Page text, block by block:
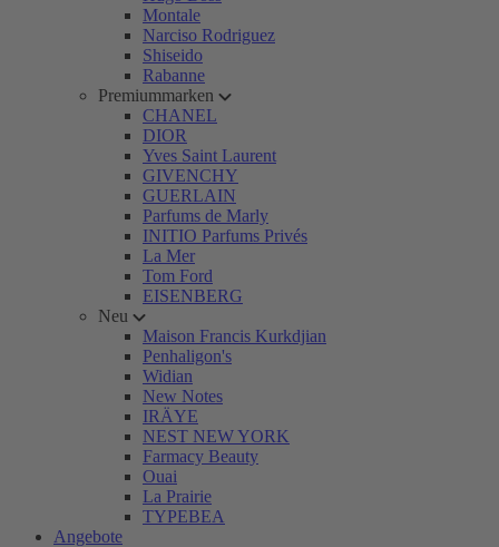
Montale
Narciso Rodriguez
Shiseido
Rabanne
Premiummarken
CHANEL
DIOR
Yves Saint Laurent
GIVENCHY
GUERLAIN
Parfums de Marly
INITIO Parfums Privés
La Mer
Tom Ford
EISENBERG
Neu
Maison Francis Kurkdjian
Penhaligon's
Widian
New Notes
IRÄYE
NEST NEW YORK
Farmacy Beauty
Ouai
La Prairie
TYPEBEA
Angebote